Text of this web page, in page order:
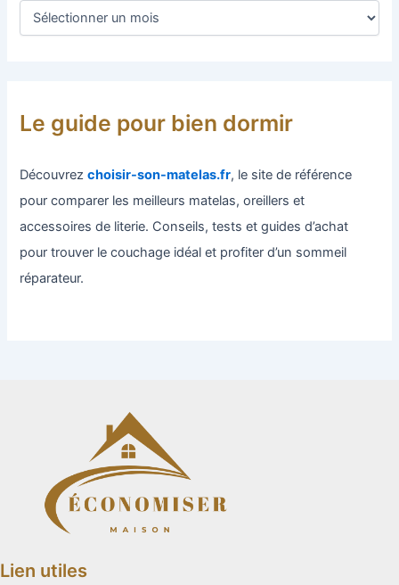
Le guide pour bien dormir
Découvrezchoisir-son-matelas.fr, le site de référence
pour comparer les meilleurs matelas, oreillers et
accessoires de literie. Conseils, tests et guides d’achat
pour trouver le couchage idéal et profiter d’un sommeil
réparateur.
Lien utiles